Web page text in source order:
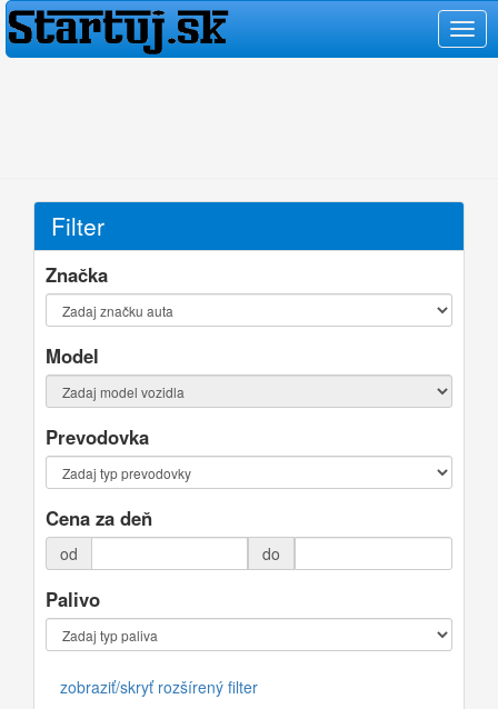
Filter
Značka
Model
Prevodovka
Cena za deň
od do
Palivo
zobraziť/skryť rozšírený filter